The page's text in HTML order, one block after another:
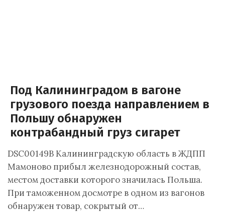
Под Калининградом в вагоне
грузового поезда направлением в
Польшу обнаружен
контрабандный груз сигарет
DSC00149В Калининградскую область в ЖДПП
Мамоново прибыл железнодорожный состав,
местом доставки которого значилась Польша.
При таможенном досмотре в одном из вагонов
обнаружен товар, сокрытый от…